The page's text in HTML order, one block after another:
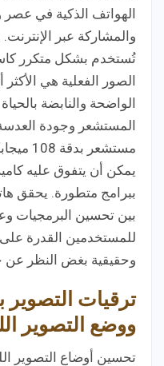
الهواتف الذكية في عصر
والمشاركة عبر
تُستخدم بشكل متكرر
الصور الفعلية هي الأكثر
الواضحة والنابضة
المستشعر وجودة
مستشعر
بين تحسين البرمجيات
للمستخدمين القدرة على
وحقيقية بغض النظر عن
ترقيات التصوير
ووضع التصوير